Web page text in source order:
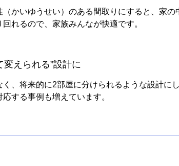
かいゆうせい）のある間取りにすると、家
れるので、家族みんなが快適です。
えられる”設計に
、将来的に2部屋に分けられるような設計に
する事例も増えています。